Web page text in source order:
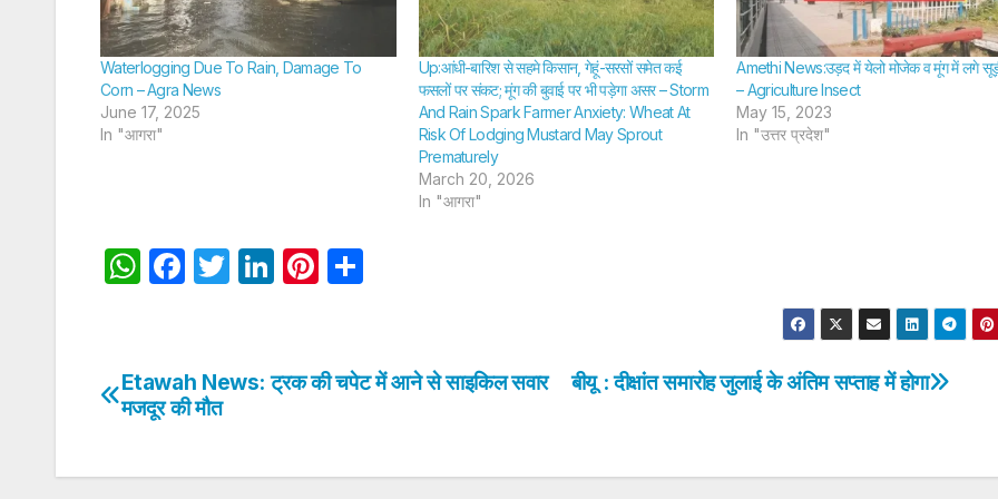
Waterlogging Due To Rain, Damage To
Corn – Agra News
June 17, 2025
In "आगरा"
Up:आंधी-बारिश से सहमे किसान, गेहूं-सरसों समेत कई
फसलों पर संकट; मूंग की बुवाई पर भी पड़ेगा असर – Storm
And Rain Spark Farmer Anxiety: Wheat At
Risk Of Lodging Mustard May Sprout
Prematurely
March 20, 2026
In "आगरा"
Amethi News:उड़द में येलो मोजेक व मूंग में लगे
– Agriculture Insect
May 15, 2023
In "उत्तर प्रदेश"
W
s
A
p
F
e
b
o
T
er
Li
e
dI
Pi
e e
Post
बीयू : दीक्षांत समारोह जुलाई के अंतिम सप्ताह में होगा
Etawah News: ट्रक की चपेट में आने से साइकिल सवार
मजदूर की मौत
प्राथमिकी दर्ज –
Bag Stolen
From Car; No
Fir Registered
ने फंदा
जान –